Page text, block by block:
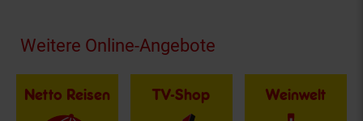
Fußzeile
Weitere Online-Angebote
Netto Reisen TV-Shop Weinwelt